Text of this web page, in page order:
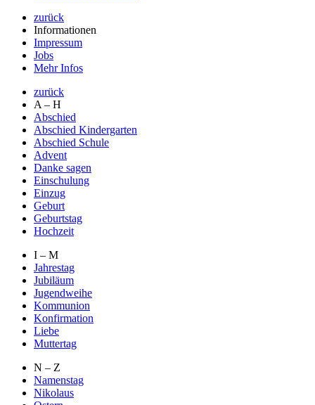
zurück
Informationen
Impressum
Jobs
Mehr Infos
zurück
A – H
Abschied
Abschied Kindergarten
Abschied Schule
Advent
Danke sagen
Einschulung
Einzug
Geburt
Geburtstag
Hochzeit
I – M
Jahrestag
Jubiläum
Jugendweihe
Kommunion
Konfirmation
Liebe
Muttertag
N – Z
Namenstag
Nikolaus